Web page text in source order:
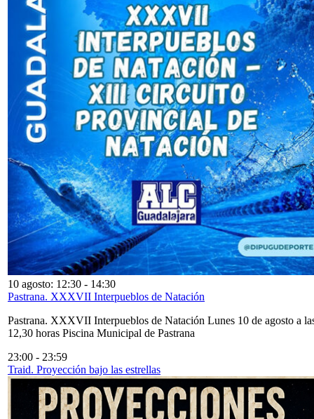
10 agosto: 12:30 - 14:30
Pastrana. XXXVII Interpueblos de Natación
Pastrana. XXXVII Interpueblos de Natación Lunes 10 de agosto a
12,30 horas Piscina Municipal de Pastrana
23:00 - 23:59
Traid. Proyección bajo las estrellas